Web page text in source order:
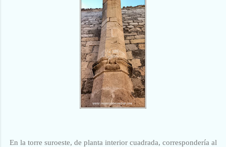
En la torre suroeste, de planta interior cuadrada, correspondería al